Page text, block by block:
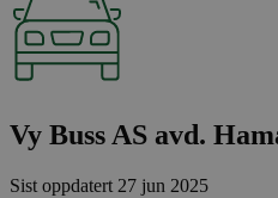
Vy Buss AS avd.
Sist oppdatert 27 jun 2025